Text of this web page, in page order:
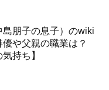
島朋子の息子）のwiki
や父親の職業は？
持ち】